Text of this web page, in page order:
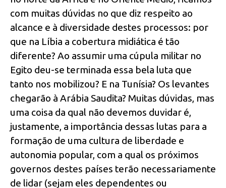
com muitas dúvidas no que diz respeito ao
alcance e à diversidade destes processos: por
que na Líbia a cobertura midiática é tão
diferente? Ao assumir uma cúpula militar no
Egito deu-se terminada essa bela luta que
tanto nos mobilizou? E na Tunísia? Os levantes
chegarão à Arábia Saudita? Muitas dúvidas, mas
uma coisa da qual não devemos duvidar é,
justamente, a importância dessas lutas para a
formação de uma cultura de liberdade e
autonomia popular, com a qual os próximos
governos destes países terão necessariamente
de lidar (sejam eles dependentes ou